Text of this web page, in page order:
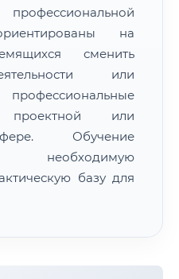
на
сменить
или
или
Обучение
необходимую
базу для